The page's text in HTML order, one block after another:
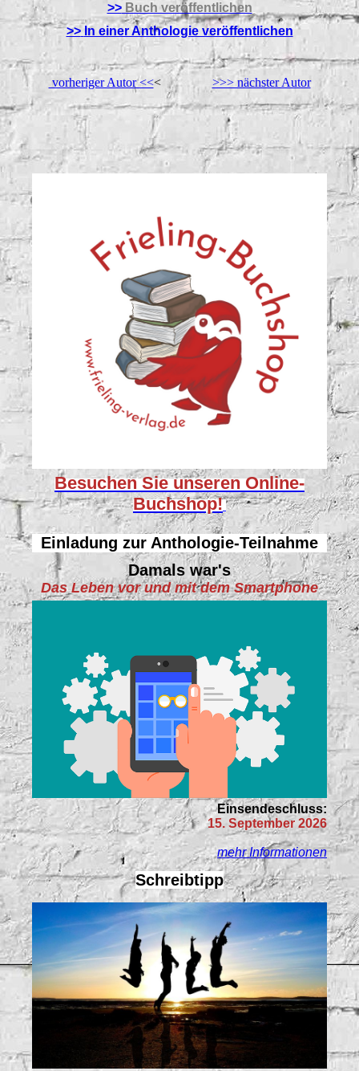
>>Buch veröffentlichen
>> In einer Anthologie veröffentlichen
vorheriger Autor <<< >>> nächster Autor
Besuchen Sie unserenOnline-
Buchshop!
Einladung zur Anthologie-Teilnahme
Damals war's
Das Leben vor und mit dem Smartphone
Einsendeschluss:
15. September 2026
mehr Informationen
Schreibtipp